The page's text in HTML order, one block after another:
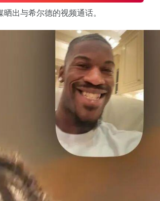
出与希尔德的视频通话。